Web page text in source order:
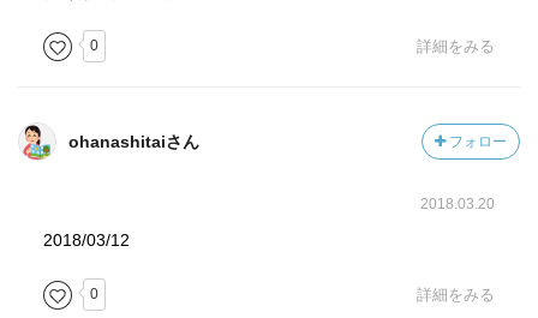
0 詳細をみる
ohanashitaiさん フォロー
2018.03.20
2018/03/12
0 詳細をみる